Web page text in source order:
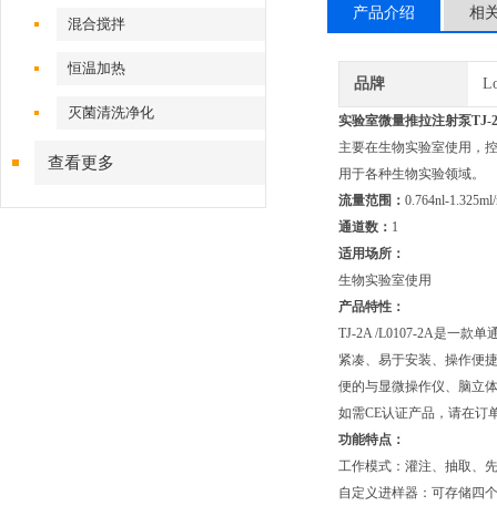
混合搅拌
恒温加热
灭菌清洗净化
查看更多
产品介绍 相
品牌
实验室微量推拉注射泵TJ-
主要在生物实验室使用，
用于各种生物实验领域。
流量范围： 0.764nl-
通道数： 1
适用场所：
生物实验室使用
产品特性：
TJ-2A /L0107-2A是一款单
紧凑、易于安装、操作便
便的与显微操作仪、脑立
如需CE认证产品，请在订
功能特点：
工作模式：灌注、抽取、
自定义进样器：可存储四